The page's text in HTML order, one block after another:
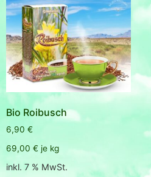
Bio Roibusch
6,90 €
69,00 € je kg
inkl. 7 % MwSt.